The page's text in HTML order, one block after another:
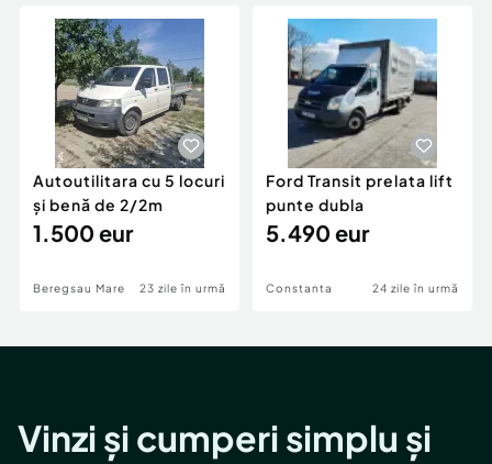
Servicii
Animale de companie
Afaceri și echipamente profesionale
Inchiriere Bunuri si Vehicule
Utilaje agricole si industriale
Piese auto si accesorii
Dacia Duster
Autoutilitara cu 5 locuri
și benă de 2/2m
1.500 eur
Beregsau Mare 23 zile în urmă
Ford Transit prelata lift
punte dubla
5.490 eur
Constanta 24 zile în urmă
Vinzi și cumperi simplu și